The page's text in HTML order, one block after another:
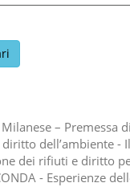
– Premessa
dell’ambiente -
dei rifiuti e diritto
- Esperienze